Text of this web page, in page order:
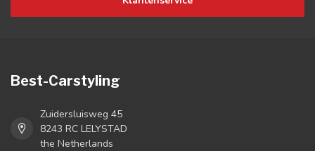
Best-Carstyling
Zuidersluisweg 45
8243 RC LELYSTAD
the Netherlands